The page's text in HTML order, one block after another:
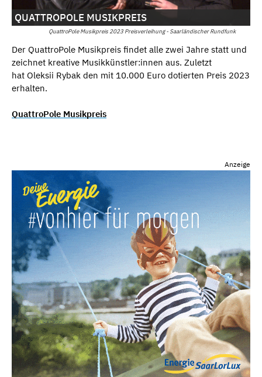
QuattroPole Musikpreis 2023 Preisverleihung - Saarländischer Rundfunk
QUATTROPOLE MUSIKPREIS
Der QuattroPole Musikpreis findet alle zwei Jahre statt und
zeichnet kreative Musikkünstler:innen aus. Zuletzt
hat Oleksii Rybak den mit 10.000 Euro dotierten Preis 2023
erhalten.
QuattroPole Musikpreis
Anzeige